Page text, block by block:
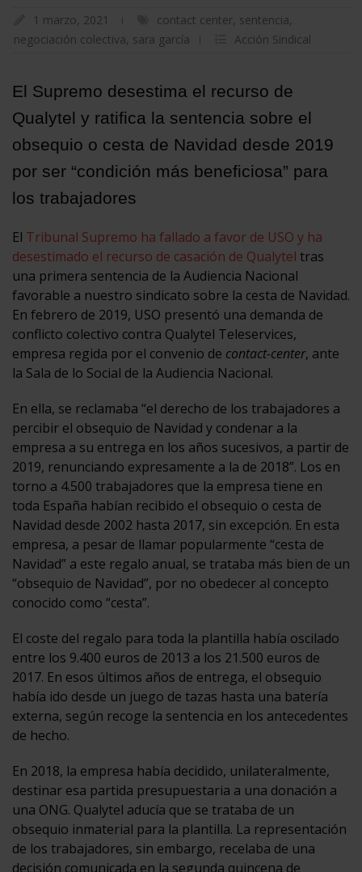
1 marzo, 2021 contact center, sentencia,
negociación colectiva, sara garcía Acción Sindical
El Supremo desestima el recurso de
Qualytel y ratifica la sentencia sobre el
obsequio o cesta de Navidad desde 2019
por ser “condición más beneficiosa” para
los trabajadores
El Tribunal Supremo ha fallado a favor de USO y ha
desestimado el recurso de casación de Qualytel tras
una primera sentencia de la Audiencia Nacional
favorable a nuestro sindicato sobre la cesta de Navidad.
En febrero de 2019, USO presentó una demanda de
conflicto colectivo contra Qualytel Teleservices,
empresa regida por el convenio de contact-center, ante
la Sala de lo Social de la Audiencia Nacional.
En ella, se reclamaba “el derecho de los trabajadores a
percibir el obsequio de Navidad y condenar a la
empresa a su entrega en los años sucesivos, a partir de
2019, renunciando expresamente a la de 2018”. Los en
torno a 4.500 trabajadores que la empresa tiene en
toda España habían recibido el obsequio o cesta de
Navidad desde 2002 hasta 2017, sin excepción. En esta
empresa, a pesar de llamar popularmente “cesta de
Navidad” a este regalo anual, se trataba más bien de un
“obsequio de Navidad”, por no obedecer al concepto
conocido como “cesta”.
El coste del regalo para toda la plantilla había oscilado
entre los 9.400 euros de 2013 a los 21.500 euros de
2017. En esos últimos años de entrega, el obsequio
había ido desde un juego de tazas hasta una batería
externa, según recoge la sentencia en los antecedentes
de hecho.
En 2018, la empresa había decidido, unilateralmente,
destinar esa partida presupuestaria a una donación a
una ONG. Qualytel aducía que se trataba de un
obsequio inmaterial para la plantilla. La representación
de los trabajadores, sin embargo, recelaba de una
decisión comunicada en la segunda quincena de